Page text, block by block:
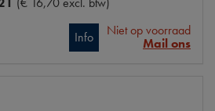
Info
Niet op voorraad
Mail ons